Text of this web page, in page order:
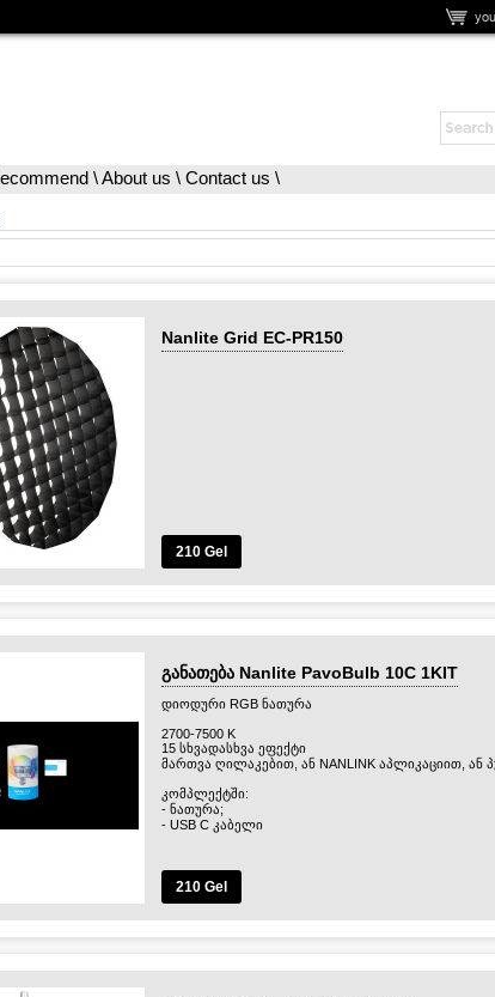
\About us \ Contact us \
Nanlite Grid EC-PR150
210 Gel
განათება Nanlite PavoBulb 10C 1KIT
დიოდური RGB ნათურა
2700-7500 K
15 სხვადასხვა ეფექტი
მართვა ღილაკებით, ან NANLINK აპლიკაციით, ან
კომპლექტში:
- ნათურა;
- USB C კაბელი
დამატებითი აქსესუარებით სეიძლება მუშაობს
210 Gel